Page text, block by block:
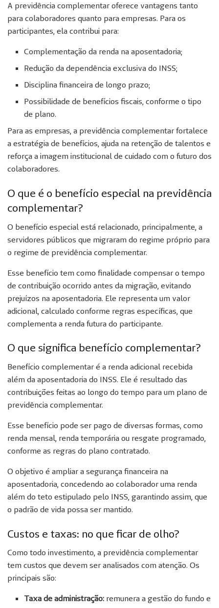
A previdência complementar oferece vantagens tanto
para colaboradores quanto para empresas. Para os
participantes, ela contribui para:
Complementação da renda na aposentadoria;
Redução da dependência exclusiva do INSS;
Disciplina financeira de longo prazo;
Possibilidade de benefícios fiscais, conforme o tipo
de plano.
Para as empresas, a previdência complementar fortalece
a estratégia de benefícios, ajuda na retenção de talentos e
reforça a imagem institucional de cuidado com o futuro dos
colaboradores.
O que é o benefício especial na previdência
complementar?
O benefício especial está relacionado, principalmente, a
servidores públicos que migraram do regime próprio para
o regime de previdência complementar.
Esse benefício tem como finalidade compensar o tempo
de contribuição ocorrido antes da migração, evitando
prejuízos na aposentadoria. Ele representa um valor
adicional, calculado conforme regras específicas, que
complementa a renda futura do participante.
O que significa benefício complementar?
Benefício complementar é a renda adicional recebida
além da aposentadoria do INSS. Ele é resultado das
contribuições feitas ao longo do tempo para um plano de
previdência complementar.
Esse benefício pode ser pago de diversas formas, como
renda mensal, renda temporária ou resgate programado,
conforme as regras do plano contratado.
O objetivo é ampliar a segurança financeira na
aposentadoria, concedendo ao colaborador uma renda
além do teto estipulado pelo INSS, garantindo assim, que
o padrão de vida possa ser mantido.
Custos e taxas: no que ficar de olho?
Como todo investimento, a previdência complementar
tem custos que devem ser analisados com atenção. Os
principais são:
Taxa de administração: remunera a gestão do fundo e